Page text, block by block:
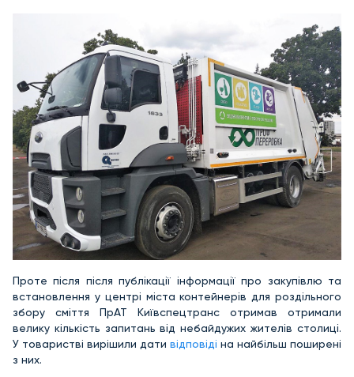
Проте після після публікації інформації про закупівлю та
встановлення у центрі міста контейнерів для роздільного
збору сміття ПрАТ Київспецтранс отримав отримали
велику кількість запитань від небайдужих жителів столиці.
У товаристві вирішили дати відповіді на найбільш поширені
з них.